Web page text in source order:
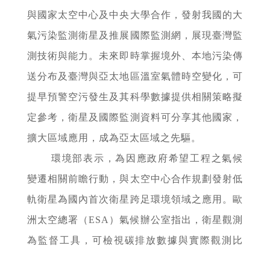
與國家太空中心及中央大學合作，發射我國的大
氣污染監測衛星及推展國際監測網，展現臺灣監
測技術與能力。未來即時掌握境外、本地污染傳
送分布及臺灣與亞太地區溫室氣體時空變化，可
提早預警空污發生及其科學數據提供相關策略擬
定參考，衛星及國際監測資料可分享其他國家，
擴大區域應用，成為亞太區域之先驅。
環境部表示，為因應政府希望工程之氣候
變遷相關前瞻行動，與太空中心合作規劃發射低
軌衛星為國內首次衛星跨足環境領域之應用。歐
洲太空總署（ESA）氣候辦公室指出，衛星觀測
為監督工具，可檢視碳排放數據與實際觀測比